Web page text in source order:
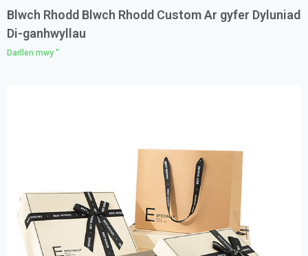
Blwch Rhodd Blwch Rhodd Custom Ar gyfer Dyluniad
Di-ganhwyllau
Darllen mwy "